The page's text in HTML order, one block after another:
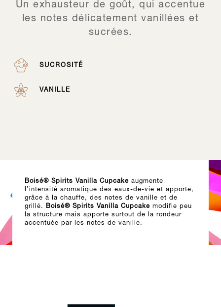
Un exhausteur de goût, qui accentue
les notes délicatement vanillées et
sucrées.
SUCROSITÉ
VANILLE
Boisé® Spirits Vanilla Cupcake augmente
l’intensité aromatique des eaux-de-vie et apporte,
grâce à la chauffe, des notes de vanille et de
grillé.
Boisé® Spirits Vanilla Cupcake modifie peu
la structure mais apporte surtout de la rondeur
accentuée par les notes de vanille.